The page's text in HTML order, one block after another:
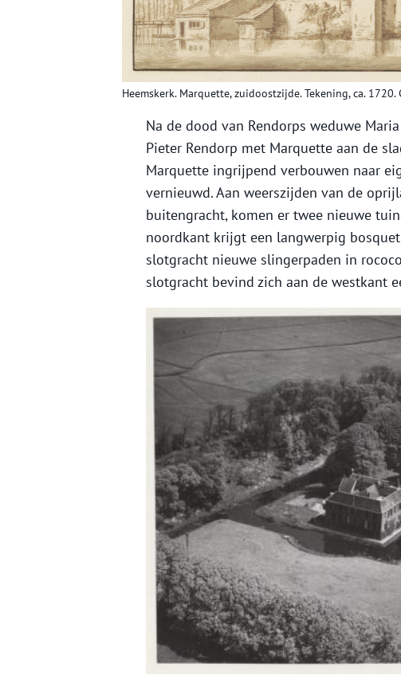
Heemskerk. Marquette, zuidoostzijde. Tekening, ca.
Na de dood van Rendorps weduwe
Pieter Rendorp met Marquette aan de
Marquette ingrijpend verbouwen naar
vernieuwd. Aan weerszijden van de
buitengracht, komen er twee nieuwe
noordkant krijgt een langwerpig
slotgracht nieuwe slingerpaden in
slotgracht bevind zich aan de westkant